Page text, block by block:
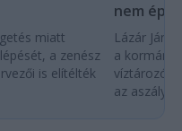
miatt
a zenész
is elítélték
nem
Lázár
a kormány
az